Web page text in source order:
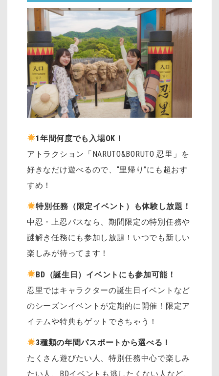
1年間何度でも入場OK！
アトラクション「NARUTO&BORUTO 忍里」を
好きなだけ遊べるので、“里帰り”にも超おす
すめ！
特別任務（限定イベント）も体験し放題！
中忍・上忍パスなら、期間限定の特別任務や
謎解き任務にも参加し放題！いつでも新しい
楽しみが待ってます！
BD（誕生日）イベントにも参加可能！
忍里ではキャラクターの誕生日イベントなど
のシーズンイベントが定期的に開催！限定ア
イテムや特典もゲットできちゃう！
3種類の年間パスポートから選べる！
たくさん遊びたい人、特別任務中心で楽しみ
たい人、BDイベントも逃したくない人など、